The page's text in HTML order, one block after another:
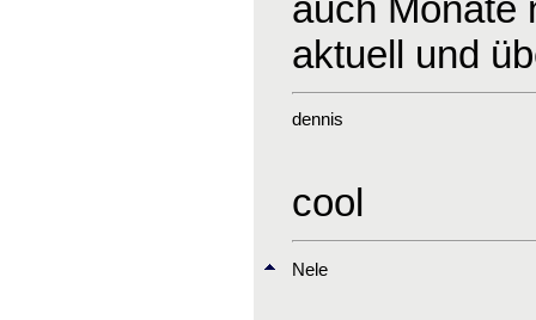
auch Monate
aktuell und
dennis
cool
Nele